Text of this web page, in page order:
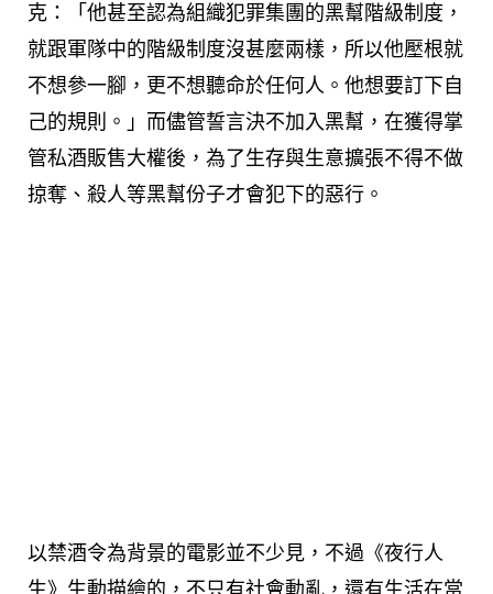
克：「他甚至認為組織犯罪集團的黑幫階級制度，
就跟軍隊中的階級制度沒甚麼兩樣，所以他壓根就
不想參一腳，更不想聽命於任何人。他想要訂下自
己的規則。」而儘管誓言決不加入黑幫，在獲得掌
管私酒販售大權後，為了生存與生意擴張不得不做
掠奪、殺人等黑幫份子才會犯下的惡行。
以禁酒令為背景的電影並不少見，不過《夜行人
生》生動描繪的，不只有社會動亂，還有生活在當